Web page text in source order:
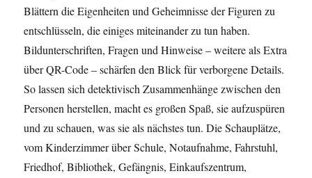
Blättern die Eigenheiten und Geheimnisse der Figuren zu
entschlüsseln, die einiges miteinander zu tun haben.
Bildunterschriften, Fragen und Hinweise – weitere als Extra
über QR-Code – schärfen den Blick für verborgene Details.
So lassen sich detektivisch Zusammenhänge zwischen den
Personen herstellen, macht es großen Spaß, sie aufzuspüren
und zu schauen, was sie als nächstes tun. Die Schauplätze,
vom Kinderzimmer über Schule, Notaufnahme, Fahrstuhl,
Friedhof, Bibliothek, Gefängnis, Einkaufszentrum,